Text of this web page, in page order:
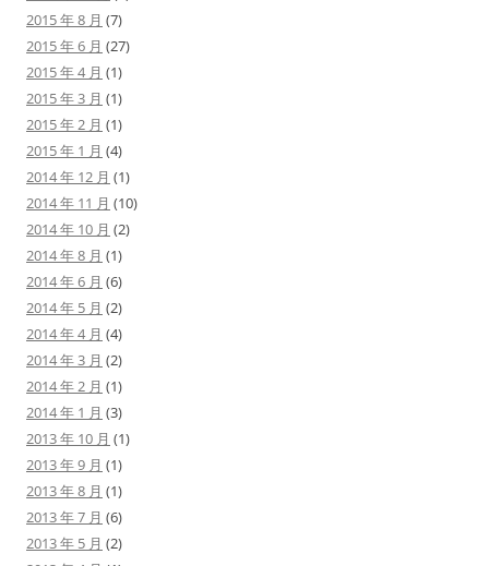
2015 年 8 月 (7)
2015 年 6 月 (27)
2015 年 4 月 (1)
2015 年 3 月 (1)
2015 年 2 月 (1)
2015 年 1 月 (4)
2014 年 12 月 (1)
2014 年 11 月 (10)
2014 年 10 月 (2)
2014 年 8 月 (1)
2014 年 6 月 (6)
2014 年 5 月 (2)
2014 年 4 月 (4)
2014 年 3 月 (2)
2014 年 2 月 (1)
2014 年 1 月 (3)
2013 年 10 月 (1)
2013 年 9 月 (1)
2013 年 8 月 (1)
2013 年 7 月 (6)
2013 年 5 月 (2)